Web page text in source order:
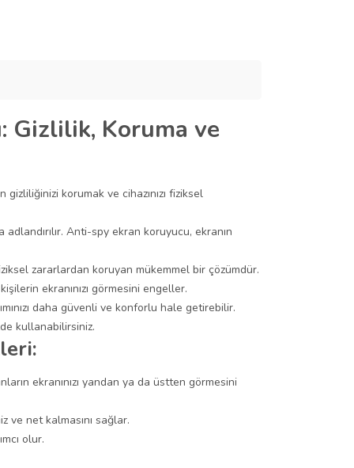
Gizlilik, Koruma ve
korumak ve cihazınızı fiziksel
Anti-spy ekran koruyucu, ekranın
zararlardan koruyan mükemmel bir çözümdür.
ekranınızı görmesini engeller.
daha güvenli ve konforlu hale getirebilir.
kullanabilirsiniz.
ekranınızı yandan ya da üstten görmesini
ve net kalmasını sağlar.
olur.